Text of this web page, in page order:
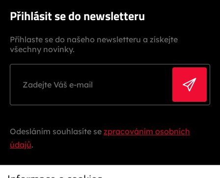
Přihlásit se do newsletteru
Přihlaste se do našeho newsletteru a získejte
všechny novinky.
Odesláním souhlasíte se zpracováním osobních
údajů.